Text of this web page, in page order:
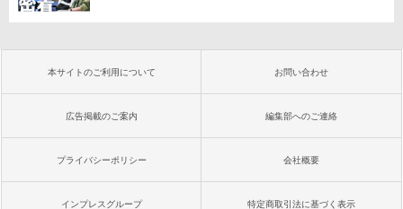
本サイトのご利用について お問い合わせ
広告掲載のご案内 編集部へのご連絡
プライバシーポリシー 会社概要
インプレスグループ 特定商取引法に基づく表示